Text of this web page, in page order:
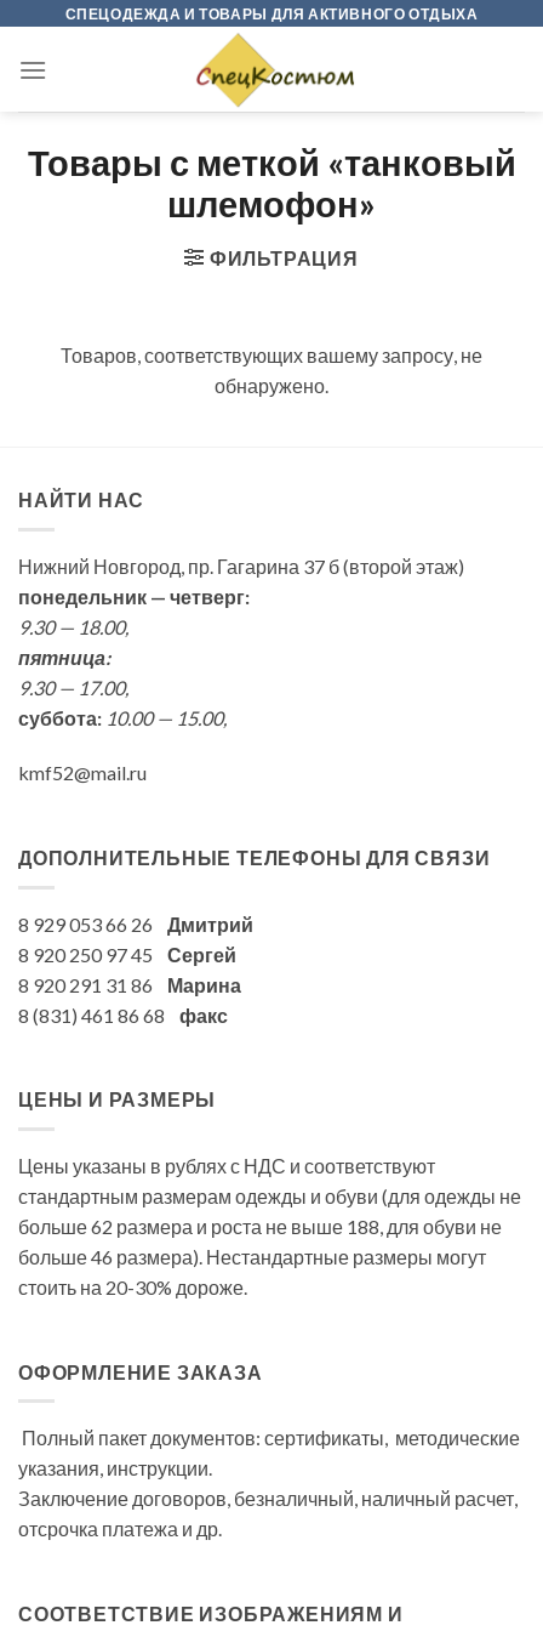
content
СПЕЦОДЕЖДА И ТОВАРЫ ДЛЯ АКТИВНОГО ОТДЫХА
Товары с меткой «танковый
шлемофон»
ФИЛЬТРАЦИЯ
Товаров, соответствующих вашему запросу, не
обнаружено.
НАЙТИ НАС
Нижний Новгород, пр. Гагарина 37 б (второй этаж)
понедельник — четверг:
9.30 — 18.00,
пятница:
9.30 — 17.00,
суббота: 10.00 — 15.00,
kmf52@mail.ru
ДОПОЛНИТЕЛЬНЫЕ ТЕЛЕФОНЫ ДЛЯ СВЯЗИ
8 929 053 66 26 Дмитрий
8 920 250 97 45 Сергей
8 920 291 31 86 Марина
8 (831) 461 86 68 факс
ЦЕНЫ И РАЗМЕРЫ
Цены указаны в рублях с НДС и соответствуют
стандартным размерам одежды и обуви (для одежды не
больше 62 размера и роста не выше 188, для обуви не
больше 46 размера). Нестандартные размеры могут
стоить на 20-30% дороже.
ОФОРМЛЕНИЕ ЗАКАЗА
Полный пакет документов: сертификаты, методические
указания, инструкции.
Заключение договоров, безналичный, наличный расчет,
отсрочка платежа и др.
СООТВЕТСТВИЕ ИЗОБРАЖЕНИЯМ И